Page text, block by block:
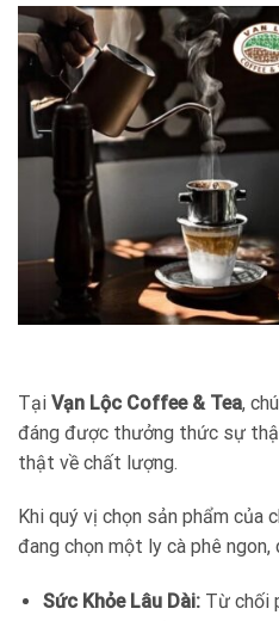
Tại Vạn Lộc Coffee & Tea,
đáng được thưởng thức sự
thật về chất lượng.
Khi quý vị chọn sản phẩm của
đang chọn một ly cà phê ngon,
Sức Khỏe Lâu Dài:Từ chối